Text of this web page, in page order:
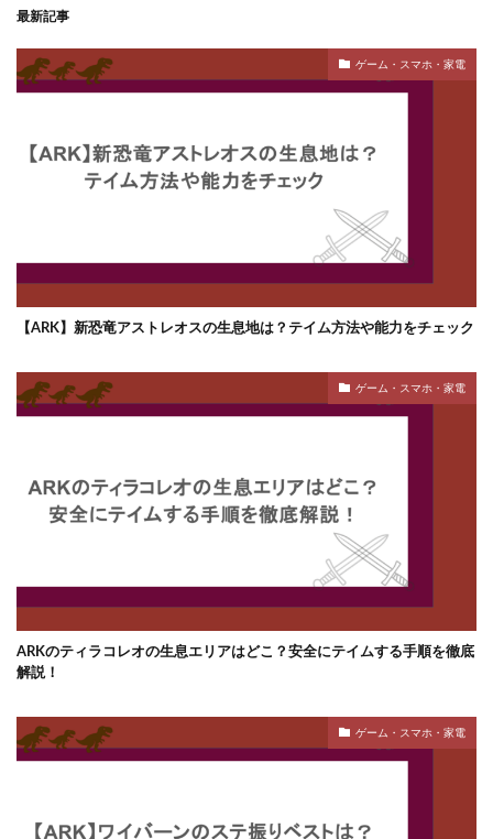
最新記事
ゲーム・スマホ・家電
【ARK】新恐竜アストレオスの生息地は？テイム方法や能力をチェック
ゲーム・スマホ・家電
ARKのティラコレオの生息エリアはどこ？安全にテイムする手順を徹底
解説！
ゲーム・スマホ・家電